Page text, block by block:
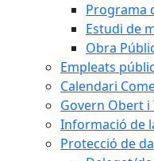
Programa
Estudi de
Obra
Empleats
Calendari
Govern Obert i
Informació de
Protecció de